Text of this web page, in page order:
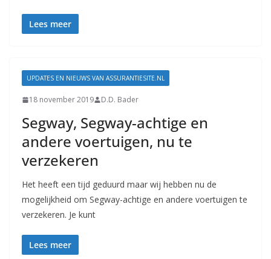
Lees meer
UPDATES EN NIEUWS VAN ASSURANTIESITE.NL
18 november 2019 D.D. Bader
Segway, Segway-achtige en
andere voertuigen, nu te
verzekeren
Het heeft een tijd geduurd maar wij hebben nu de
mogelijkheid om Segway-achtige en andere voertuigen te
verzekeren. Je kunt
Lees meer